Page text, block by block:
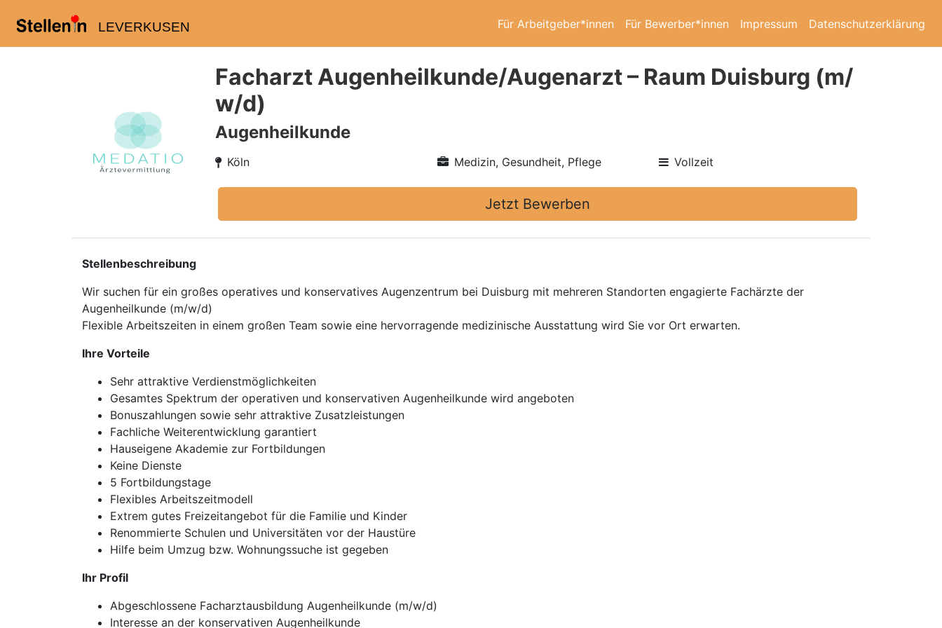
LEVERKUSEN Für Arbeitgeber*innen Für Bewerber*innen Impressum Datenschutzerklärung
Facharzt Augenheilkunde/Augenarzt – Raum Duisburg (m/
w/d)
Augenheilkunde
Köln Medizin, Gesundheit, Pflege Vollzeit
Jetzt Bewerben
Stellenbeschreibung
Wir suchen für ein großes operatives und konservatives Augenzentrum bei Duisburg mit mehreren Standorten engagierte Fachärzte der
Augenheilkunde (m/w/d)
Flexible Arbeitszeiten in einem großen Team sowie eine hervorragende medizinische Ausstattung wird Sie vor Ort erwarten.
Ihre Vorteile
Sehr attraktive Verdienstmöglichkeiten
Gesamtes Spektrum der operativen und konservativen Augenheilkunde wird angeboten
Bonuszahlungen sowie sehr attraktive Zusatzleistungen
Fachliche Weiterentwicklung garantiert
Hauseigene Akademie zur Fortbildungen
Keine Dienste
5 Fortbildungstage
Flexibles Arbeitszeitmodell
Extrem gutes Freizeitangebot für die Familie und Kinder
Renommierte Schulen und Universitäten vor der Haustüre
Hilfe beim Umzug bzw. Wohnungssuche ist gegeben
Ihr Profil
Abgeschlossene Facharztausbildung Augenheilkunde (m/w/d)
Interesse an der konservativen Augenheilkunde